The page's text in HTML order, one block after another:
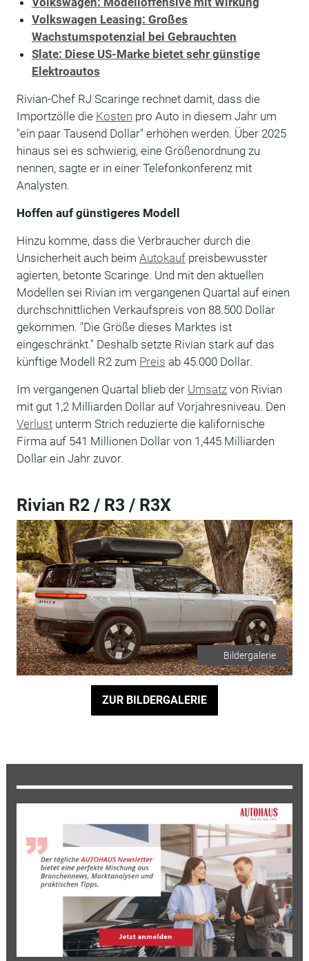
Volkswagen Leasing: Großes
Wachstumspotenzial bei Gebrauchten
Slate: Diese US-Marke bietet sehr günstige
Elektroautos
Rivian-Chef RJ Scaringe rechnet damit, dass die
Importzölle die Kosten pro Auto in diesem Jahr um
"ein paar Tausend Dollar" erhöhen werden. Über 2025
hinaus sei es schwierig, eine Größenordnung zu
nennen, sagte er in einer Telefonkonferenz mit
Analysten.
Hoffen auf günstigeres Modell
Hinzu komme, dass die Verbraucher durch die
Unsicherheit auch beim Autokaufpreisbewusster
agierten, betonte Scaringe. Und mit den aktuellen
Modellen sei Rivian im vergangenen Quartal auf einen
durchschnittlichen Verkaufspreis von 88.500 Dollar
gekommen. "Die Größe dieses Marktes ist
eingeschränkt." Deshalb setzte Rivian stark auf das
künftige Modell R2 zum Preis ab 45.000 Dollar.
Im vergangenen Quartal blieb der Umsatzvon Rivian
mit gut 1,2 Milliarden Dollar auf Vorjahresniveau. Den
Verlustunterm Strich reduzierte die kalifornische
Firma auf 541 Millionen Dollar von 1,445 Milliarden
Dollar ein Jahr zuvor.
Rivian R2 / R3 / R3X
Bildergalerie
ZUR BILDERGALERIE